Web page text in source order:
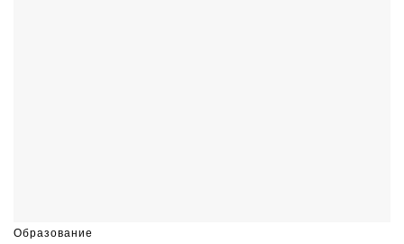
Образование